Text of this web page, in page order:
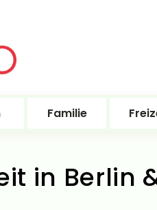
Familie
in Berlin